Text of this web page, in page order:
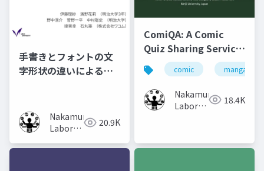
手書きとフォントの文
字形状の違いによる記
Nakamura
Laboratory
University)
20.9K
ComiQA: A Comic
Quiz Sharing Service
that Helps Users to
Recollect the
Content of Previous
Volumes
comic manga
Nakamura
Laboratory 18.4K